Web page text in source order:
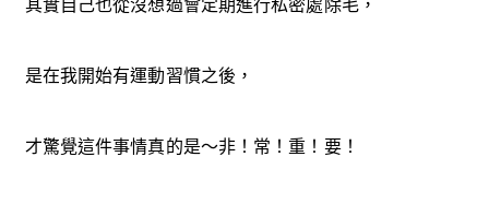
其實自己也從沒想過會定期進行私密處除毛，
是在我開始有運動習慣之後，
才驚覺這件事情真的是～非！常！重！要！